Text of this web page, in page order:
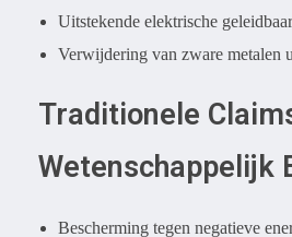
Uitstekende elektrische
Verwijdering van zware metalen
Traditionele
Wetenschappelijk
Bescherming tegen negatieve